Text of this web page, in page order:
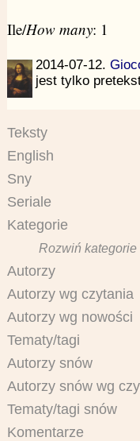
Ile/How many: 1
2014-07-12.
jest tylko
Teksty
English
Sny
Seriale
Kategorie
Rozwiń kategorie
Autorzy
Autorzy wg czytania
Autorzy wg nowości
Tematy/tagi
Autorzy snów
Autorzy snów wg
Tematy/tagi snów
Komentarze